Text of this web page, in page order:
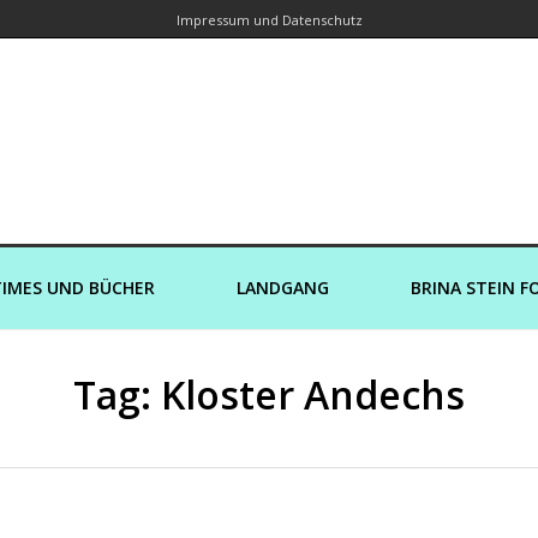
Impressum und Datenschutz
UND BÜCHER LANDGANG BRINA STEIN
Tag: Kloster Andechs